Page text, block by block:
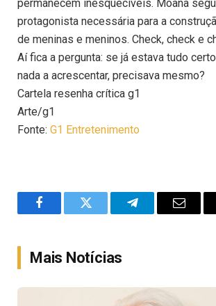
permanecem inesquecíveis. Moana
protagonista necessária para a
de meninas e meninos. Check, check e
Aí fica a pergunta: se já estava tudo
nada a acrescentar, precisava mesmo?
Cartela resenha crítica g1
Arte/g1
Fonte: G1 Entretenimento
FacebookTwitter TelegramEmail
Mais Notícias